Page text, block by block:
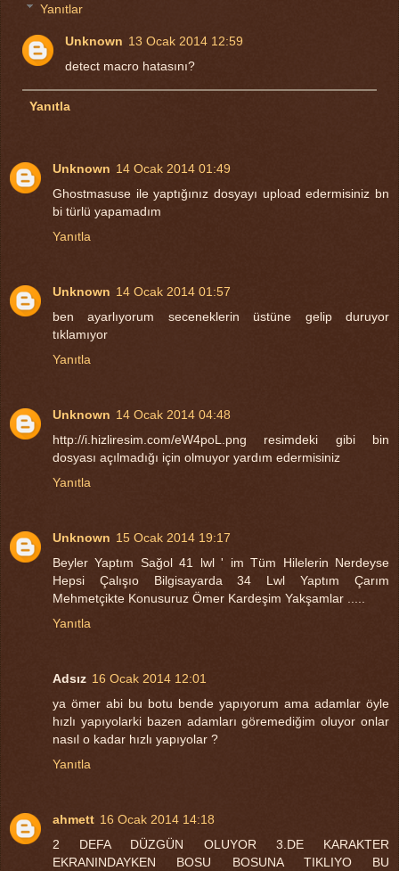
Yanıtlar
Unknown 13 Ocak 2014 12:59
detect macro hatasını?
Yanıtla
Unknown 14 Ocak 2014 01:49
Ghostmasuse ile yaptığınız dosyayı upload edermisiniz bn
bi türlü yapamadım
Yanıtla
Unknown 14 Ocak 2014 01:57
ben ayarlıyorum seceneklerin üstüne gelip duruyor
tıklamıyor
Yanıtla
Unknown 14 Ocak 2014 04:48
http://i.hizliresim.com/eW4poL.png resimdeki gibi bin
dosyası açılmadığı için olmuyor yardım edermisiniz
Yanıtla
Unknown 15 Ocak 2014 19:17
Beyler Yaptım Sağol 41 lwl ' im Tüm Hilelerin Nerdeyse
Hepsi Çalışıo Bilgisayarda 34 Lwl Yaptım Çarım
Mehmetçikte Konusuruz Ömer Kardeşim Yakşamlar .....
Yanıtla
Adsız 16 Ocak 2014 12:01
ya ömer abi bu botu bende yapıyorum ama adamlar öyle
hızlı yapıyolarki bazen adamları göremediğim oluyor onlar
nasıl o kadar hızlı yapıyolar ?
Yanıtla
ahmett 16 Ocak 2014 14:18
2 DEFA DÜZGÜN OLUYOR 3.DE KARAKTER
EKRANINDAYKEN BOSU BOSUNA TIKLIYO BU